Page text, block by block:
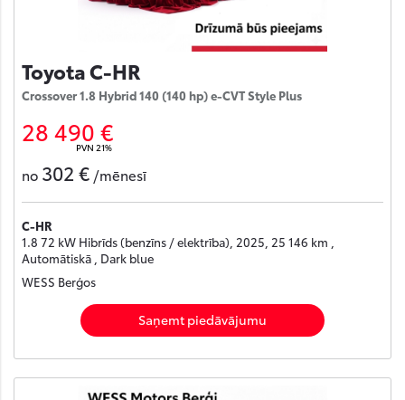
Toyota C-HR
Crossover 1.8 Hybrid 140 (140 hp) e-CVT Style Plus
28 490 €
PVN 21%
no 302 € /mēnesī
C-HR
1.8 72 kW Hibrīds (benzīns / elektrība), 2025, 25 146 km ,
Automātiskā , Dark blue
WESS Berģos
Saņemt piedāvājumu